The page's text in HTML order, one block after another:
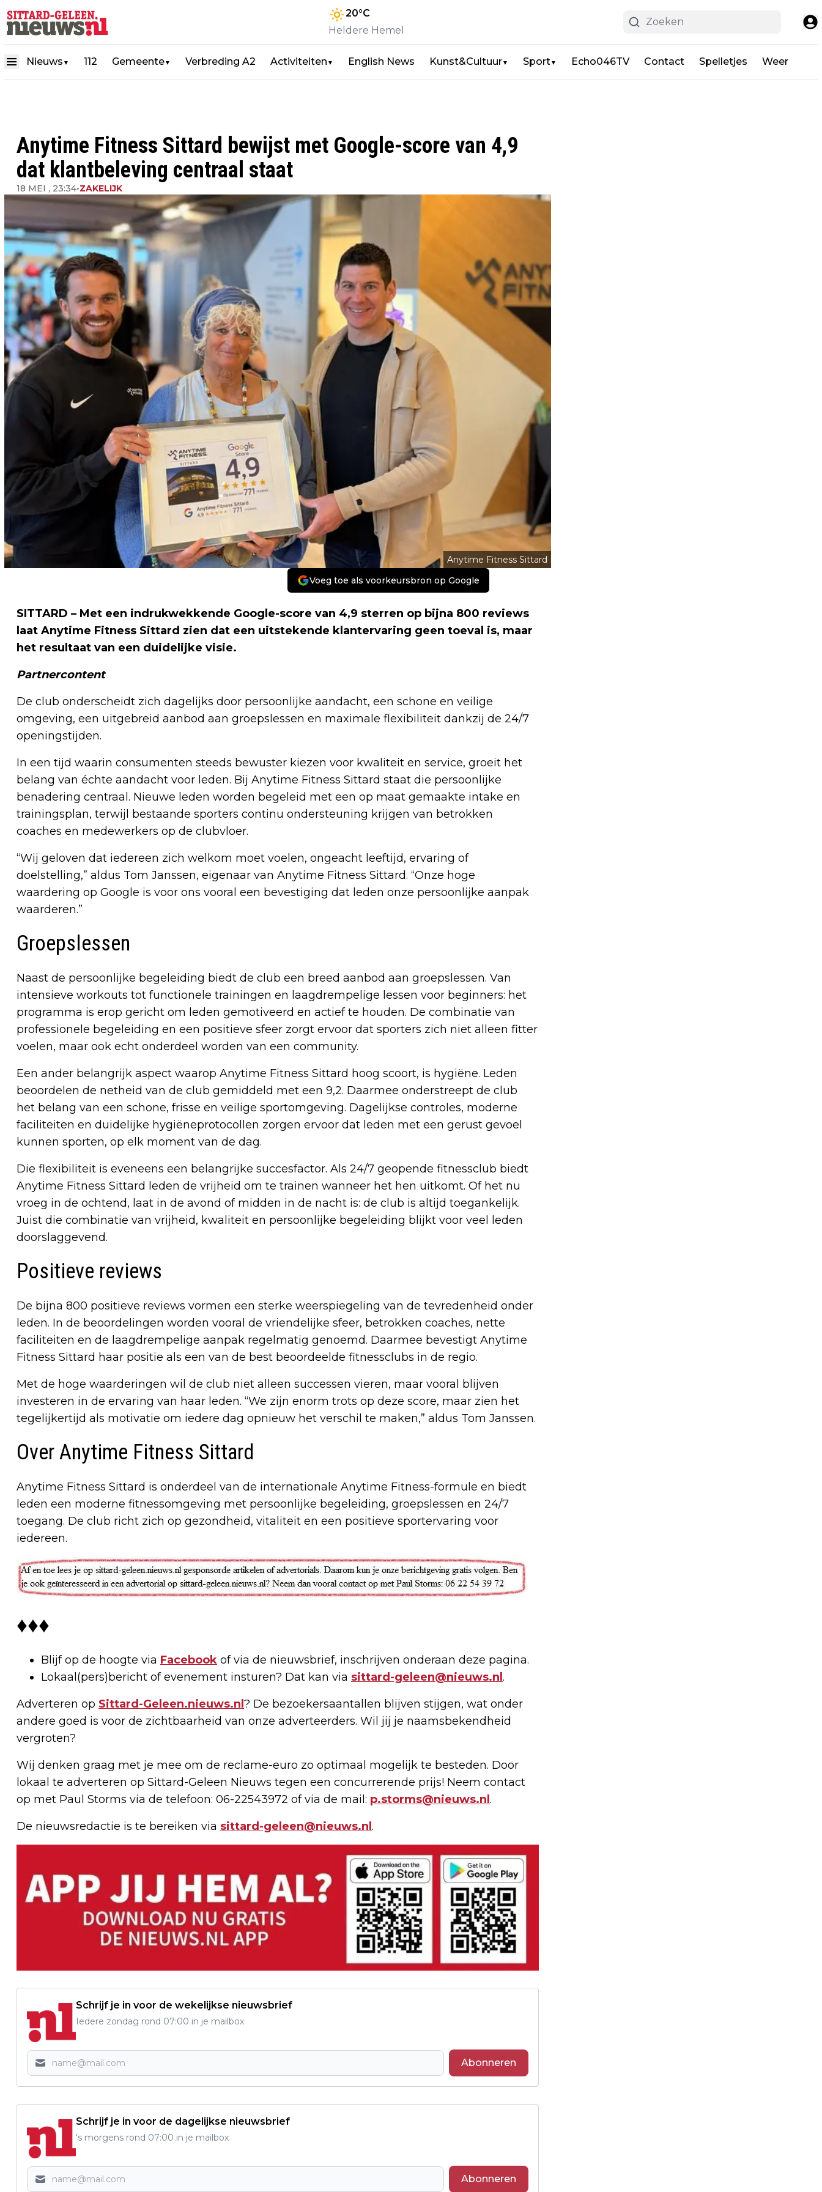
20°C
Heldere Hemel
Nieuws ▼ 112 Gemeente▼ Verbreding A2 Activiteiten ▼ English News Kunst&Cultuur▼ Sport▼ Echo046TV Contact Spelletjes Weer
Anytime Fitness Sittard bewijst met Google-score van 4,9
dat klantbeleving centraal staat
18 MEI , 23:34•ZAKELIJK
Anytime Fitness Sittard
Voeg toe als voorkeursbron op Google
SITTARD – Met een indrukwekkende Google-score van 4,9 sterren op bijna 800 reviews
laat Anytime Fitness Sittard zien dat een uitstekende klantervaring geen toeval is, maar
het resultaat van een duidelijke visie.
Partnercontent
De club onderscheidt zich dagelijks door persoonlijke aandacht, een schone en veilige
omgeving, een uitgebreid aanbod aan groepslessen en maximale flexibiliteit dankzij de 24/7
openingstijden.
In een tijd waarin consumenten steeds bewuster kiezen voor kwaliteit en service, groeit het
belang van échte aandacht voor leden. Bij Anytime Fitness Sittard staat die persoonlijke
benadering centraal. Nieuwe leden worden begeleid met een op maat gemaakte intake en
trainingsplan, terwijl bestaande sporters continu ondersteuning krijgen van betrokken
coaches en medewerkers op de clubvloer.
“Wij geloven dat iedereen zich welkom moet voelen, ongeacht leeftijd, ervaring of
doelstelling,” aldus Tom Janssen, eigenaar van Anytime Fitness Sittard. “Onze hoge
waardering op Google is voor ons vooral een bevestiging dat leden onze persoonlijke aanpak
waarderen.”
Groepslessen
Naast de persoonlijke begeleiding biedt de club een breed aanbod aan groepslessen. Van
intensieve workouts tot functionele trainingen en laagdrempelige lessen voor beginners: het
programma is erop gericht om leden gemotiveerd en actief te houden. De combinatie van
professionele begeleiding en een positieve sfeer zorgt ervoor dat sporters zich niet alleen fitter
voelen, maar ook echt onderdeel worden van een community.
Een ander belangrijk aspect waarop Anytime Fitness Sittard hoog scoort, is hygiëne. Leden
beoordelen de netheid van de club gemiddeld met een 9,2. Daarmee onderstreept de club
het belang van een schone, frisse en veilige sportomgeving. Dagelijkse controles, moderne
faciliteiten en duidelijke hygiëneprotocollen zorgen ervoor dat leden met een gerust gevoel
kunnen sporten, op elk moment van de dag.
Die flexibiliteit is eveneens een belangrijke succesfactor. Als 24/7 geopende fitnessclub biedt
Anytime Fitness Sittard leden de vrijheid om te trainen wanneer het hen uitkomt. Of het nu
vroeg in de ochtend, laat in de avond of midden in de nacht is: de club is altijd toegankelijk.
Juist die combinatie van vrijheid, kwaliteit en persoonlijke begeleiding blijkt voor veel leden
doorslaggevend.
Positieve reviews
De bijna 800 positieve reviews vormen een sterke weerspiegeling van de tevredenheid onder
leden. In de beoordelingen worden vooral de vriendelijke sfeer, betrokken coaches, nette
faciliteiten en de laagdrempelige aanpak regelmatig genoemd. Daarmee bevestigt Anytime
Fitness Sittard haar positie als een van de best beoordeelde fitnessclubs in de regio.
Met de hoge waarderingen wil de club niet alleen successen vieren, maar vooral blijven
investeren in de ervaring van haar leden. “We zijn enorm trots op deze score, maar zien het
tegelijkertijd als motivatie om iedere dag opnieuw het verschil te maken,” aldus Tom Janssen.
Over Anytime Fitness Sittard
Anytime Fitness Sittard is onderdeel van de internationale Anytime Fitness-formule en biedt
leden een moderne fitnessomgeving met persoonlijke begeleiding, groepslessen en 24/7
toegang. De club richt zich op gezondheid, vitaliteit en een positieve sportervaring voor
iedereen.
♦♦♦
Blijf op de hoogte via Facebook of via de nieuwsbrief, inschrijven onderaan deze pagina.
Lokaal(pers)bericht of evenement insturen? Dat kan via sittard-geleen@nieuws.nl .
Adverteren op Sittard-Geleen.nieuws.nl ? De bezoekersaantallen blijven stijgen, wat onder
andere goed is voor de zichtbaarheid van onze adverteerders. Wil jij je naamsbekendheid
vergroten?
Wij denken graag met je mee om de reclame-euro zo optimaal mogelijk te besteden. Door
lokaal te adverteren op Sittard-Geleen Nieuws tegen een concurrerende prijs! Neem contact
op met Paul Storms via de telefoon: 06-22543972 of via de mail: p.storms@nieuws.nl .
De nieuwsredactie is te bereiken via sittard-geleen@nieuws.nl .
Schrijf je in voor de wekelijkse nieuwsbrief
Iedere zondag rond 07:00 in je mailbox
Abonneren
Schrijf je in voor de dagelijkse nieuwsbrief
's morgens rond 07:00 in je mailbox
Abonneren